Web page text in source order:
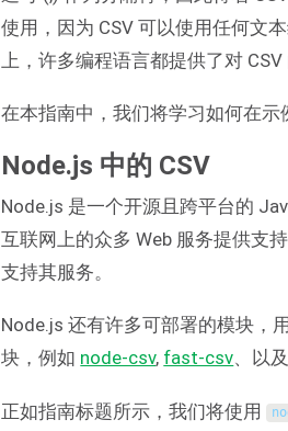
使用，因为 CSV 可以使用任何文
上，许多编程语言都提供了对 CSV
在本指南中，我们将学习如何在示
Node.js 中的 CSV
Node.js 是一个开源且跨平台的
互联网上的众多 Web 服务提供支
支持其服务。
Node.js 还有许多可部署的模块，
块，例如 node-csv, fast-csv、以及
正如指南标题所示，我们将使用